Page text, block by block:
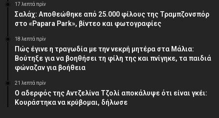
17 λεπτά πρίν
Σαλάχ: Αποθεώθηκε από 25.000 φίλους της Τραμπζονσπόρ
στο «Papara Park», βίντεο και φωτογραφίες
18 λεπτά πρίν
Πώς έγινε η τραγωδία με την νεκρή μητέρα στα Μάλια:
Βούτηξε για να βοηθήσει τη φίλη της και πνίγηκε, τα παιδιά
φώναζαν για βοήθεια
21 λεπτά πρίν
Ο αδερφός της Αντζελίνα Τζολί αποκάλυψε ότι είναι γκέι:
Κουράστηκα να κρύβομαι, δήλωσε